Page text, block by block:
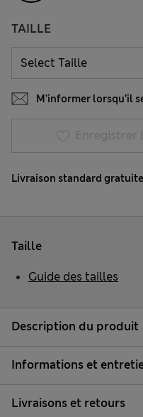
TAILLE
M’informer lorsqu’il
Enregistrer
Livraison standard
Description du produit
Informations et
Livraisons et retours
Taille
Guide des tailles